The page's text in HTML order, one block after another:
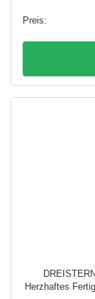
Herzhaftes